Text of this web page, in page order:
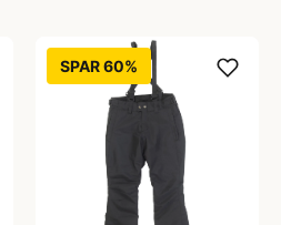
SPAR 60%